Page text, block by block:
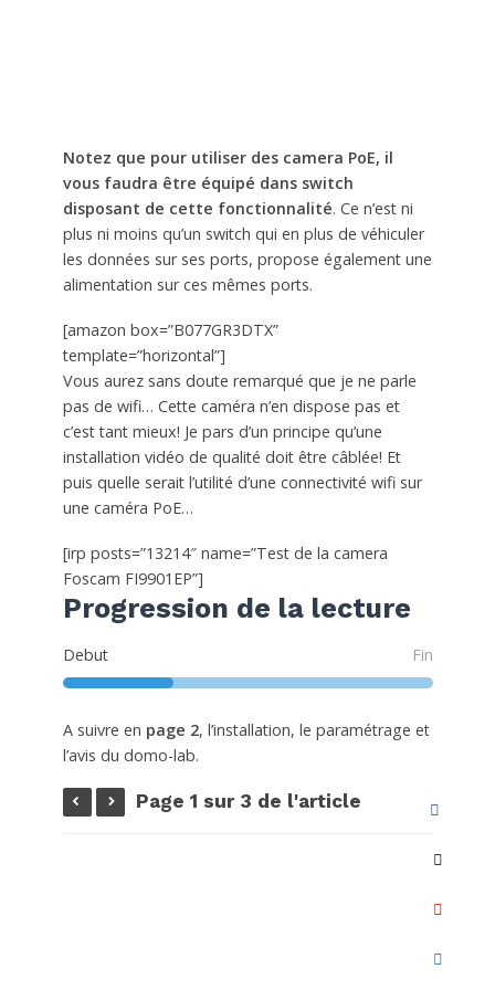
Notez que pour utiliser des camera PoE, il
vous faudra être équipé dans switch
disposant de cette fonctionnalité. Ce n’est ni
plus ni moins qu’un switch qui en plus de véhiculer
les données sur ses ports, propose également une
alimentation sur ces mêmes ports.
[amazon box=”B077GR3DTX”
template=”horizontal”]
Vous aurez sans doute remarqué que je ne parle
pas de wifi… Cette caméra n’en dispose pas et
c’est tant mieux! Je pars d’un principe qu’une
installation vidéo de qualité doit être câblée! Et
puis quelle serait l’utilité d’une connectivité wifi sur
une caméra PoE…
[irp posts=”13214″ name=”Test de la camera
Foscam FI9901EP”]
Progression de la lecture
Debut Fin
A suivre en page 2, l’installation, le paramétrage et
l’avis du domo-lab.
Page 1 sur 3 de l'article